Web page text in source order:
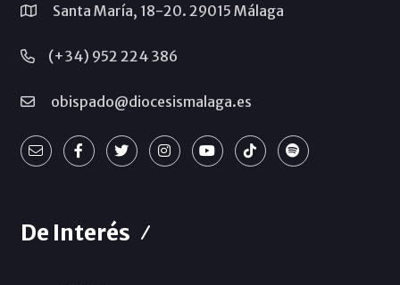
Santa María, 18-20. 29015 Málaga
(+34) 952 224 386
obispado@diocesismalaga.es
De Interés